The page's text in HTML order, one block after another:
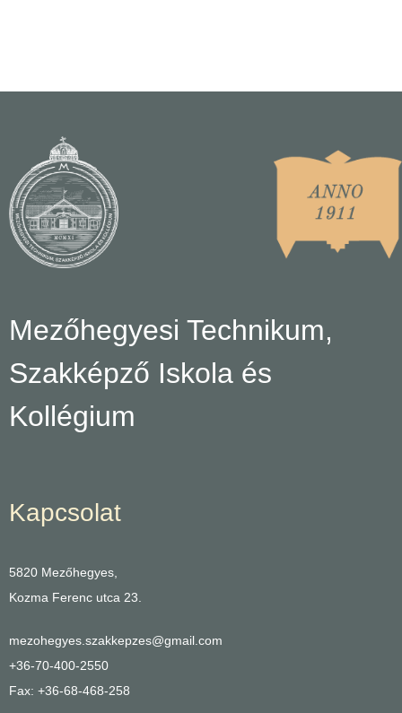
Mezőhegyesi Technikum,
Szakképző Iskola és
Kollégium
Kapcsolat
5820 Mezőhegyes,
Kozma Ferenc utca 23.
mezohegyes.szakkepzes@gmail.com
+36-70-400-2550
Fax: +36-68-468-258